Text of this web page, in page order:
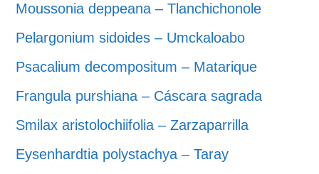
Moussonia deppeana – Tlanchichonole
Pelargonium sidoides – Umckaloabo
Psacalium decompositum – Matarique
Frangula purshiana – Cáscara sagrada
Smilax aristolochiifolia – Zarzaparrilla
Eysenhardtia polystachya – Taray